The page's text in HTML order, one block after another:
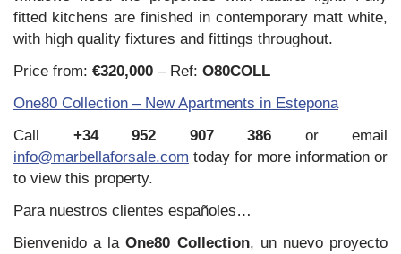
fitted kitchens are finished in contemporary matt white,
with high quality fixtures and fittings throughout.
Price from: €320,000 – Ref: O80COLL
One80 Collection – New Apartments in Estepona
Call +34 952 907 386 or email
info@marbellaforsale.com today for more information or
to view this property.
Para nuestros clientes españoles…
Bienvenido a laOne80 Collection, un nuevo proyecto